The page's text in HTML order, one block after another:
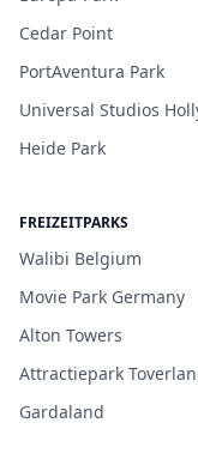
Cedar Point
PortAventura Park
Universal Studios
Heide Park
FREIZEITPARKS
Walibi Belgium
Movie Park Germany
Alton Towers
Attractiepark
Gardaland